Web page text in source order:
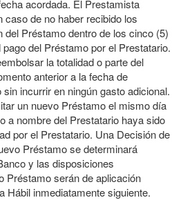
acordada. El Prestamista
caso de no haber recibido los
del Préstamo dentro de los cinco (5)
del Préstamo por el Prestatario.
la totalidad o parte del
anterior a la fecha de
incurrir en ningún gasto adicional.
un nuevo Préstamo el mismo día
a nombre del Prestatario haya sido
por el Prestatario. Una Decisión de
Préstamo se determinará
y las disposiciones
Préstamo serán de aplicación
Hábil inmediatamente siguiente.